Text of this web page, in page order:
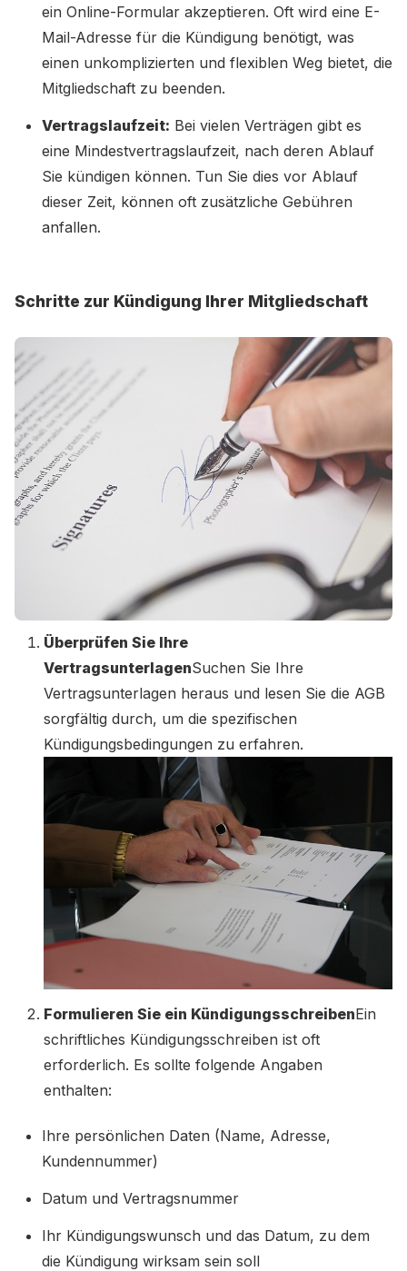
ein Online-Formular akzeptieren. Oft wird eine E-
Mail-Adresse für die Kündigung benötigt, was
einen unkomplizierten und flexiblen Weg bietet, die
Mitgliedschaft zu beenden.
Vertragslaufzeit: Bei vielen Verträgen gibt es
eine Mindestvertragslaufzeit, nach deren Ablauf
Sie kündigen können. Tun Sie dies vor Ablauf
dieser Zeit, können oft zusätzliche Gebühren
anfallen.
Schritte zur Kündigung Ihrer Mitgliedschaft
Überprüfen Sie Ihre
VertragsunterlagenSuchen Sie Ihre
Vertragsunterlagen heraus und lesen Sie die AGB
sorgfältig durch, um die spezifischen
Kündigungsbedingungen zu erfahren.
Formulieren Sie ein KündigungsschreibenEin
schriftliches Kündigungsschreiben ist oft
erforderlich. Es sollte folgende Angaben
enthalten:
Ihre persönlichen Daten (Name, Adresse,
Kundennummer)
Datum und Vertragsnummer
Ihr Kündigungswunsch und das Datum, zu dem
die Kündigung wirksam sein soll